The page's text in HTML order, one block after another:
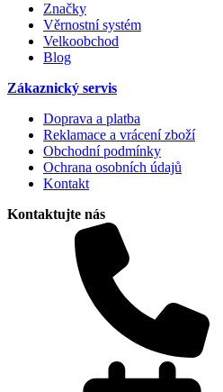
Značky
Věrnostní systém
Velkoobchod
Blog
Zákaznický servis
Doprava a platba
Reklamace a vrácení zboží
Obchodní podmínky
Ochrana osobních údajů
Kontakt
Kontaktujte nás